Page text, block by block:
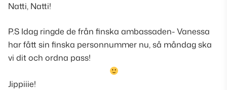
Natti, Natti!
P.S Idag ringde de från finska ambassaden- Vanessa
har fått sin finska personnummer nu, så måndag ska
vi dit och ordna pass!
Jippiiie!